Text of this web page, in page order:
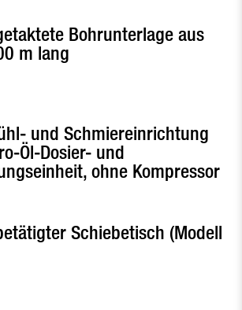
Bohrunterlage aus
m lang
und Schmiereinrichtung
Öl-Dosier- und
ohne Kompressor
Schiebetisch (Modell